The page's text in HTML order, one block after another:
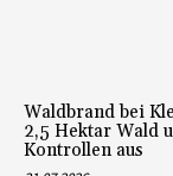
Waldbrand bei
2,5 Hektar Wald
Kontrollen aus